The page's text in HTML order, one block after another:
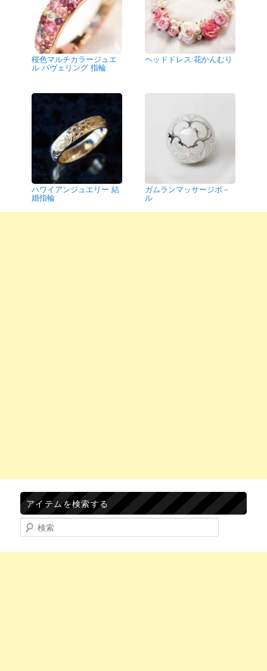
桜色マルチカラージュエ
ル パヴェリング 指輪
ヘッドドレス 花かんむり
ハワイアンジュエリー 結
婚指輪
ガムランマッサージボ－
ル
アイテムを検索する
検索